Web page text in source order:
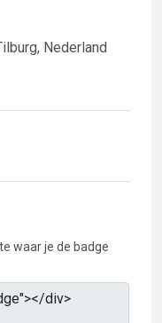
Nederland
waar je de badge